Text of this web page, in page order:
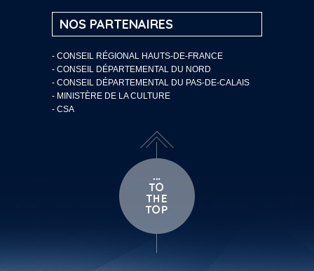
NOS PARTENAIRES
- CONSEIL RÉGIONAL HAUTS-DE-FRANCE
- CONSEIL DÉPARTEMENTAL DU NORD
- CONSEIL DÉPARTEMENTAL DU PAS-DE-CALAIS
- MINISTÈRE DE LA CULTURE
- CSA